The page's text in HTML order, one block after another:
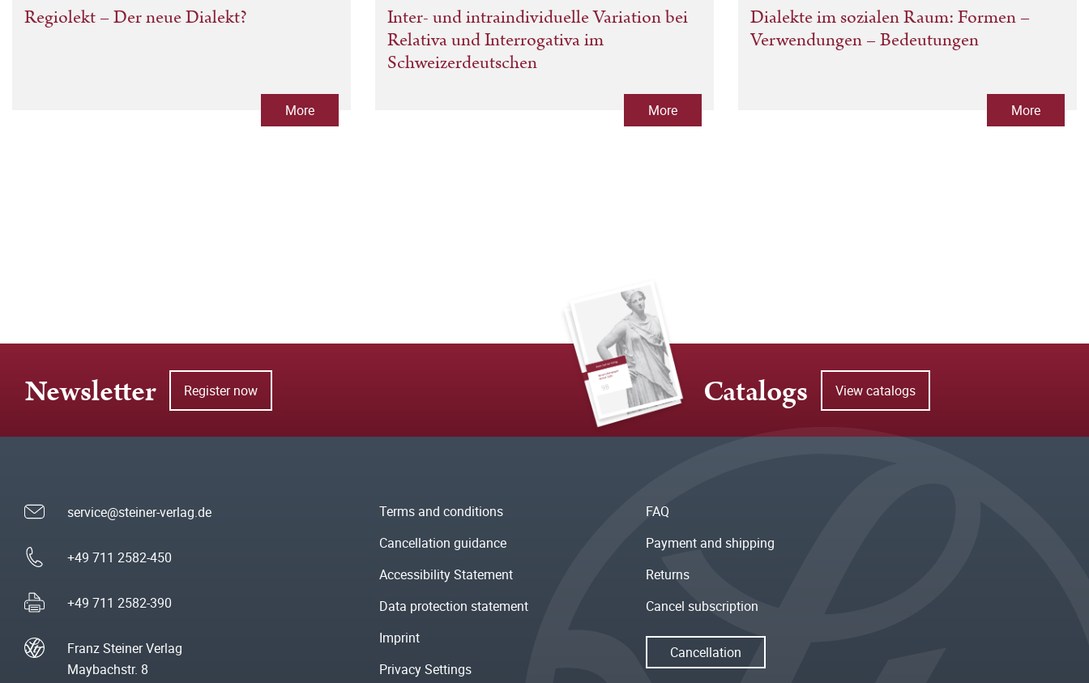
Regiolekt – Der neue Dialekt?
More
Inter- und intraindividuelle Variation bei
Relativa und Interrogativa im
Schweizerdeutschen
More
Dialekte im sozialen Raum: Formen –
Verwendungen – Bedeutungen
More
Newsletter Register now Catalogs View catalogs
service@steiner-verlag.de
+49 711 2582-450
+49 711 2582-390
Franz Steiner Verlag
Maybachstr. 8
Terms and conditions
Cancellation guidance
Accessibility Statement
Data protection statement
Imprint
Privacy Settings
FAQ
Payment and shipping
Returns
Cancel subscription
Cancellation